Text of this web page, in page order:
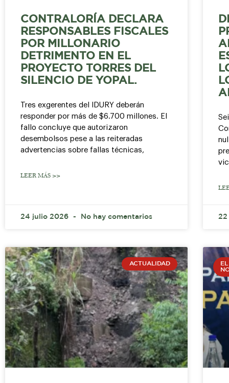
CONTRALORÍA DECLARA
RESPONSABLES FISCALES
POR MILLONARIO
DETRIMENTO EN EL
PROYECTO TORRES DEL
SILENCIO DE YOPAL.
Tres exgerentes del IDURY deberán
responder por más de $6.700 millones. El
fallo concluye que autorizaron
desembolsos pese a las reiteradas
advertencias sobre fallas técnicas,
LEER MÁS >>
24 julio 2026 No hay comentarios 22
ACTUALIDAD